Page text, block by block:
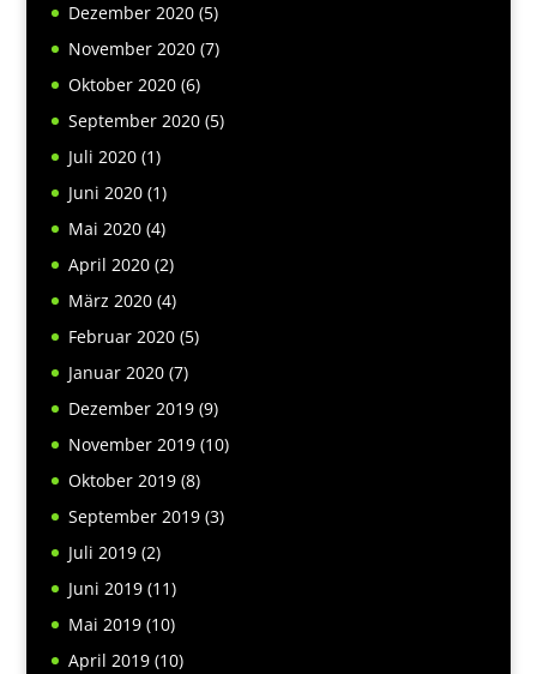
Dezember 2020(5)
November 2020(7)
Oktober 2020(6)
September 2020(5)
Juli 2020(1)
Juni 2020(1)
Mai 2020(4)
April 2020(2)
März 2020(4)
Februar 2020(5)
Januar 2020(7)
Dezember 2019(9)
November 2019(10)
Oktober 2019(8)
September 2019(3)
Juli 2019(2)
Juni 2019(11)
Mai 2019(10)
April 2019(10)